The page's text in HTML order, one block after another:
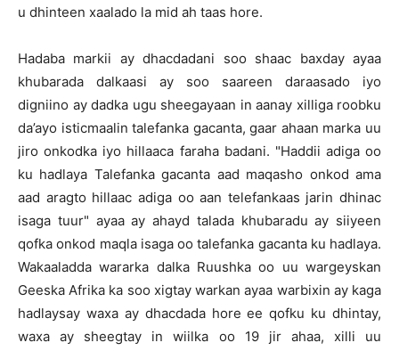
u dhinteen xaalado la mid ah taas hore.
Hadaba markii ay dhacdadani soo shaac baxday ayaa
khubarada dalkaasi ay soo saareen daraasado iyo
digniino ay dadka ugu sheegayaan in aanay xilliga roobku
da’ayo isticmaalin talefanka gacanta, gaar ahaan marka uu
jiro onkodka iyo hillaaca faraha badani. "Haddii adiga oo
ku hadlaya Talefanka gacanta aad maqasho onkod ama
aad aragto hillaac adiga oo aan telefankaas jarin dhinac
isaga tuur" ayaa ay ahayd talada khubaradu ay siiyeen
qofka onkod maqla isaga oo talefanka gacanta ku hadlaya.
Wakaaladda wararka dalka Ruushka oo uu wargeyskan
Geeska Afrika ka soo xigtay warkan ayaa warbixin ay kaga
hadlaysay waxa ay dhacdada hore ee qofku ku dhintay,
waxa ay sheegtay in wiilka oo 19 jir ahaa, xilli uu